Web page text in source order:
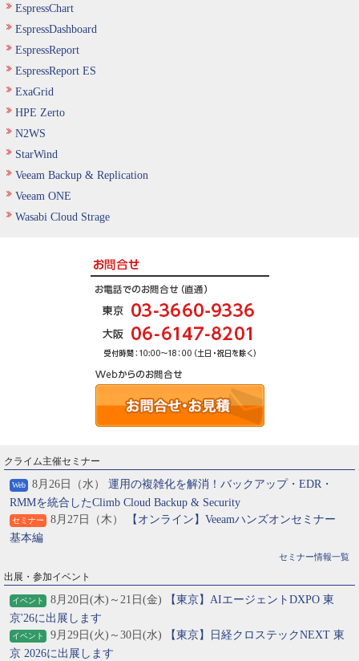
EspressChart
EspressDashboard
EspressReport
EspressReport ES
ExaGrid
HPE Zerto
N2WS
StarWind
Veeam Backup & Replication
Veeam ONE
Wasabi Cloud Strage
クライム主催セミナー
Web 8月26日（水） 運用の複雑化を解消！バックアップ・EDR・
RMMを統合したClimb Cloud Backup & Security
セミナー 8月27日（木）
【オンライン】Veeamハンズオンセミナー
基本編
セミナー情報一覧
出展・参加イベント
イベント 8月20日(木)～21日(金)
【東京】AIエージェントDXPO 東
京'26に出展します
イベント 9月29日(火)～30日(水)
【東京】日経クロステックNEXT 東
京 2026に出展します